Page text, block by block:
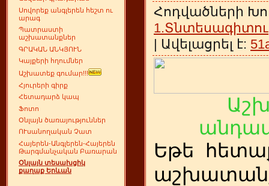
Սովորեք անգլերեն հեշտ ու
արագ
Պատրաստի
աշխատանքներ
ԳՐԱԿԱՆ ԱՆԿՅՈՒՆ
Կայքերի հղումներ
Աշխատեք գումար!!!
Հյուրերի գիրք
Հետադարձ կապ
Ֆոտո
Օնլայն ծառայություններ
ՈՒսանողական Չատ
Հայերեն-Անգլերեն-Հայերեն
Թարգմանչական Բառարան
Օնլայն տեսախցիկ
քաղաք Երևան
Հոդվածների
| Ավելացրել է:
Եթե հ